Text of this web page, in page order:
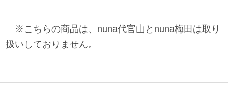
※こちらの商品は、nuna代官山とnuna梅田は取り
扱いしておりません。